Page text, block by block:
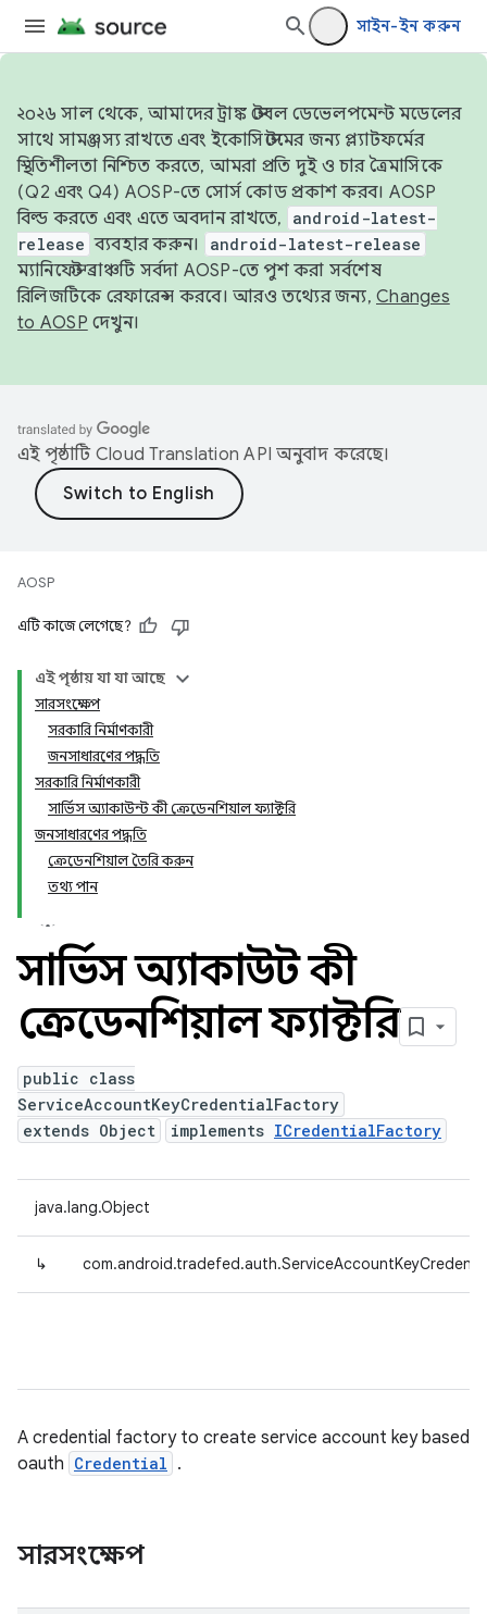
সাইন-ইন করুন
২০২৬ সাল থেকে, আমাদের ট্রাঙ্ক স্টেবল ডেভেলপমেন্ট মডেলের
সাথে সামঞ্জস্য রাখতে এবং ইকোসিস্টেমের জন্য প্ল্যাটফর্মের
স্থিতিশীলতা নিশ্চিত করতে, আমরা প্রতি দুই ও চার ত্রৈমাসিকে
(Q2 এবং Q4) AOSP-তে সোর্স কোড প্রকাশ করব। AOSP
বিল্ড করতে এবং এতে অবদান রাখতে,
android-latest-
release ব্যবহার করুন। android-latest-release
ম্যানিফেস্ট ব্রাঞ্চটি সর্বদা AOSP-তে পুশ করা সর্বশেষ
রিলিজটিকে রেফারেন্স করবে। আরও তথ্যের জন্য, Changes
to AOSP দেখুন।
এই পৃষ্ঠাটি Cloud Translation API অনুবাদ করেছে।
AOSP
এটি কাজে লেগেছে?
এই পৃষ্ঠায় যা যা আছে
সারসংক্ষেপ
সরকারি নির্মাণকারী
জনসাধারণের পদ্ধতি
সরকারি নির্মাণকারী
সার্ভিস অ্যাকাউন্ট কী ক্রেডেনশিয়াল ফ্যাক্টরি
জনসাধারণের পদ্ধতি
ক্রেডেনশিয়াল তৈরি করুন
তথ্য পান
সার্ভিস অ্যাকাউন্ট কী
ক্রেডেনশিয়াল ফ্যাক্টরি
public class
ServiceAccountKeyCredentialFactory
extends Object
implements ICredentialFactory
java.lang.Object
↳
A credential factory to create service account key based
oauth Credential .
সারসংক্ষেপ